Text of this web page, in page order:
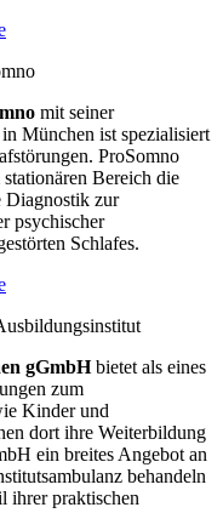
mit seiner
München ist spezialisiert
ProSomno
Bereich die
Diagnostik zur
psychischer
Schlafes.
gGmbHbietet als eines
zum
Kinder und
dort ihre Weiterbildung
ein breites Angebot an
behandeln
ihrer praktischen